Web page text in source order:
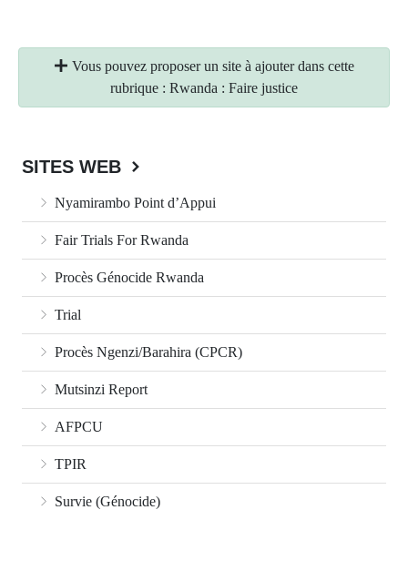
Vous pouvez proposer un site à ajouter dans cette
rubrique : Rwanda : Faire justice
SITES WEB
Nyamirambo Point d’Appui
Fair Trials For Rwanda
Procès Génocide Rwanda
Trial
Procès Ngenzi/Barahira (CPCR)
Mutsinzi Report
AFPCU
TPIR
Survie (Génocide)